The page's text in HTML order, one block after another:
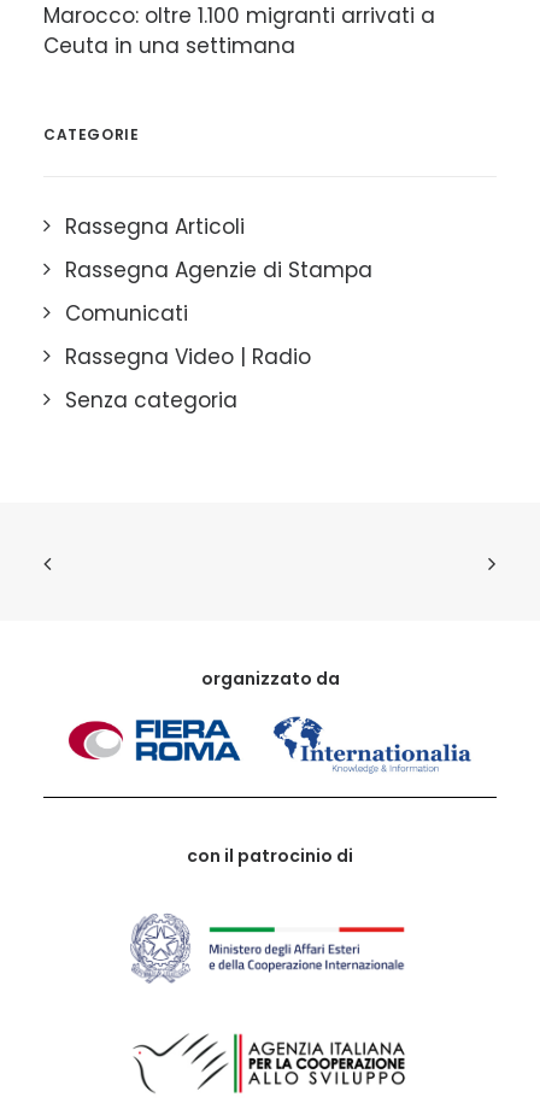
Marocco: oltre 1.100 migranti arrivati a
Ceuta in una settimana
CATEGORIE
Rassegna Articoli
Rassegna Agenzie di Stampa
Comunicati
Rassegna Video | Radio
Senza categoria
organizzato da
con il patrocinio di